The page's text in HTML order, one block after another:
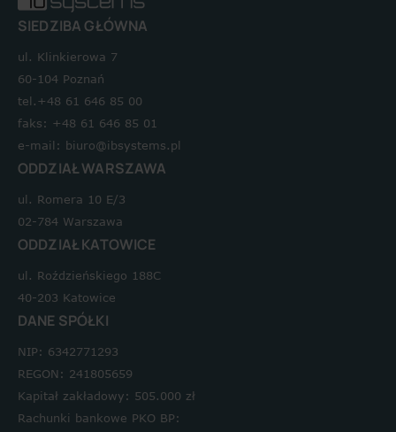
SIEDZIBA GŁÓWNA
ul. Klinkierowa 7
60-104 Poznań
tel.+48 61 646 85 00
faks: +48 61 646 85 01
e-mail: biuro@ibsystems.pl
ODDZIAŁ WARSZAWA
ul. Romera 10 E/3
02-784 Warszawa
ODDZIAŁ KATOWICE
ul. Roździeńskiego 188C
40-203 Katowice
DANE SPÓŁKI
NIP: 6342771293
REGON: 241805659
Kapitał zakładowy: 505.000 zł
Rachunki bankowe PKO BP: